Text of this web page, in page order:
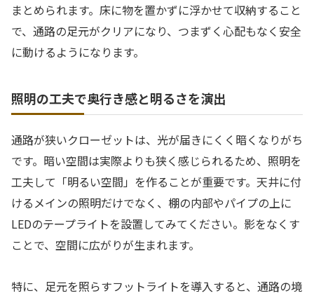
まとめられます。床に物を置かずに浮かせて収納すること
で、通路の足元がクリアになり、つまずく心配もなく安全
に動けるようになります。
照明の工夫で奥行き感と明るさを演出
通路が狭いクローゼットは、光が届きにくく暗くなりがち
です。暗い空間は実際よりも狭く感じられるため、照明を
工夫して「明るい空間」を作ることが重要です。天井に付
けるメインの照明だけでなく、棚の内部やパイプの上に
LEDのテープライトを設置してみてください。影をなくす
ことで、空間に広がりが生まれます。
特に、足元を照らすフットライトを導入すると、通路の境